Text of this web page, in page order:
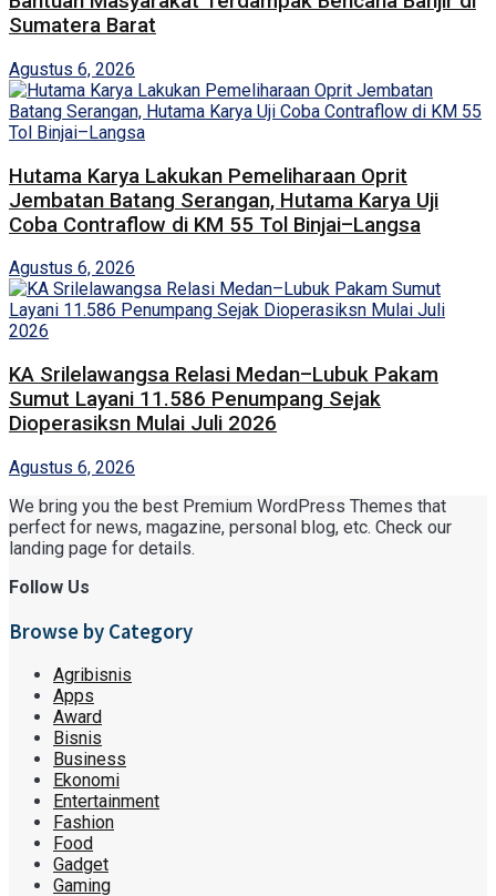
Sumatera Barat
Agustus 6, 2026
Hutama Karya Lakukan Pemeliharaan Oprit
Jembatan Batang Serangan, Hutama Karya Uji
Coba Contraflow di KM 55 Tol Binjai–Langsa
Agustus 6, 2026
KA Srilelawangsa Relasi Medan–Lubuk Pakam
Sumut Layani 11.586 Penumpang Sejak
Dioperasiksn Mulai Juli 2026
Agustus 6, 2026
We bring you the best Premium WordPress Themes that
perfect for news, magazine, personal blog, etc. Check our
landing page for details.
Follow Us
Browse by Category
Agribisnis
Apps
Award
Bisnis
Business
Ekonomi
Entertainment
Fashion
Food
Gadget
Gaming